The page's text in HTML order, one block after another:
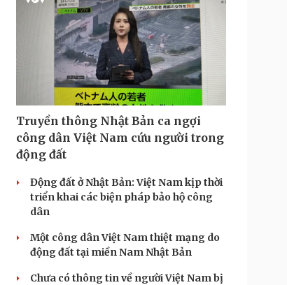
Truyền thông Nhật Bản ca ngợi
công dân Việt Nam cứu người trong
động đất
Động đất ở Nhật Bản: Việt Nam kịp thời
triển khai các biện pháp bảo hộ công
dân
Một công dân Việt Nam thiệt mạng do
động đất tại miền Nam Nhật Bản
Chưa có thông tin về người Việt Nam bị